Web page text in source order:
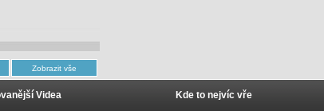
Videa Kde to nejvíc vře